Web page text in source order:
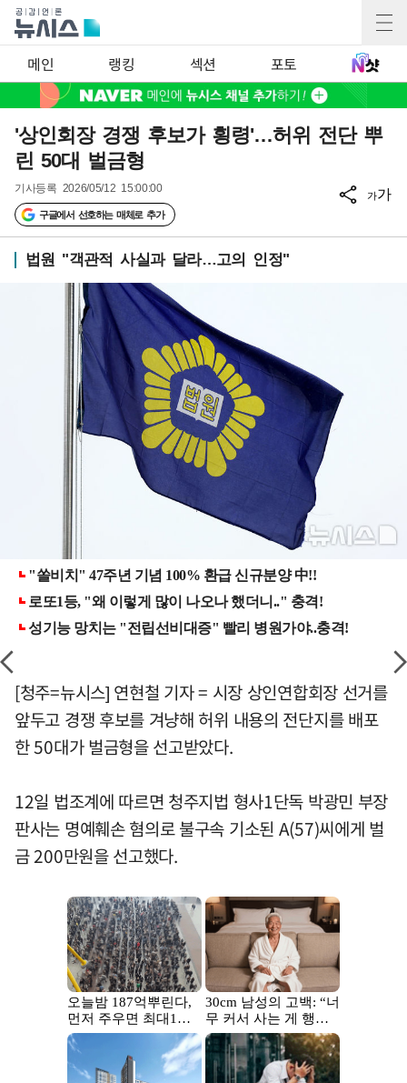
메인 랭킹 섹션 포토
'상인회장 경쟁 후보가 횡령'…허위 전단 뿌
린 50대 벌금형
기사등록 2026/05/12 15:00:00
구글에서 선호하는 매체로 추가
가가
법원 "객관적 사실과 달라…고의 인정"
[청주=뉴시스] 연현철 기자 = 시장 상인연합회장 선거를
앞두고 경쟁 후보를 겨냥해 허위 내용의 전단지를 배포
한 50대가 벌금형을 선고받았다.
12일 법조계에 따르면 청주지법 형사1단독 박광민 부장
판사는 명예훼손 혐의로 불구속 기소된 A(57)씨에게 벌
금 200만원을 선고했다.